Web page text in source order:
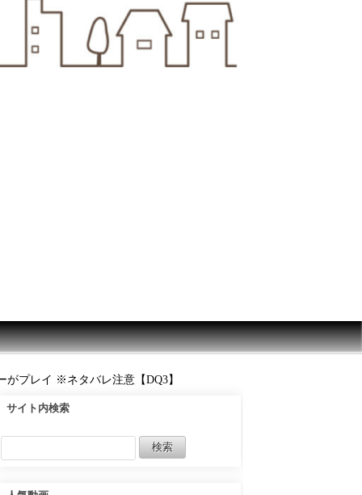
がプレイ ※ネタバレ注意【DQ3】
サイト内検索